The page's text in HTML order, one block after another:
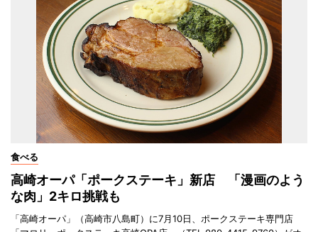
食べる
高崎オーパ「ポークステーキ」新店 「漫画のよう
な肉」2キロ挑戦も
「高崎オーパ」（高崎市八島町）に7月10日、ポークステーキ専門店